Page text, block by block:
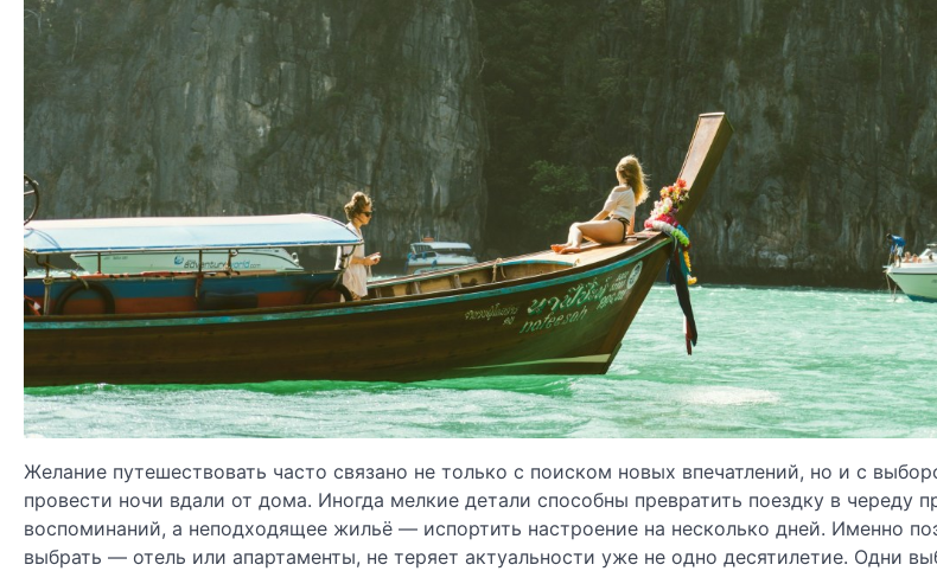
Желание путешествовать часто связано не только с поиском новых впечатлений, но и с
провести ночи вдали от дома. Иногда мелкие детали способны превратить поездку в череду
воспоминаний, а неподходящее жильё — испортить настроение на несколько дней. Именно
выбрать — отель или апартаменты, не теряет актуальности уже не одно десятилетие. Одни